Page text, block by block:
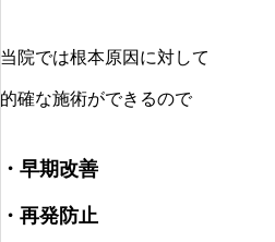
当院では根本原因に対して
的確な施術ができるので
・早期改善
・再発防止